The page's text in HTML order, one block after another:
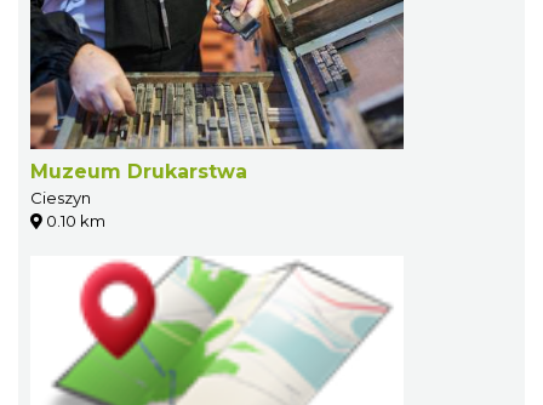
Muzeum Drukarstwa
Cieszyn
0.10 km